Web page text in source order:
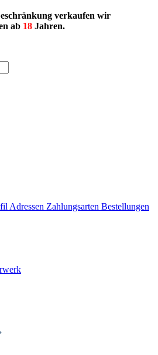
verkaufen wir
ab 18 Jahren.
Adressen Zahlungsarten Bestellungen